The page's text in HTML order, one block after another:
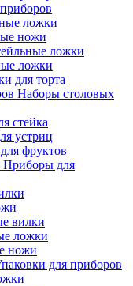
ложки
ножи
ложки
ложки
для торта
Наборы столовых
стейка
устриц
фруктов
Приборы для
вилки
ложки
ножи
для приборов